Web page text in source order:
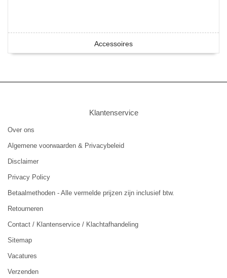
Accessoires
Klantenservice
Over ons
Algemene voorwaarden & Privacybeleid
Disclaimer
Privacy Policy
Betaalmethoden - Alle vermelde prijzen zijn inclusief btw.
Retourneren
Contact / Klantenservice / Klachtafhandeling
Sitemap
Vacatures
Verzenden